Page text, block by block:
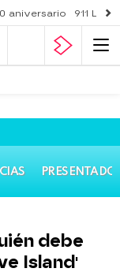
aniversario 911
debe
Island'